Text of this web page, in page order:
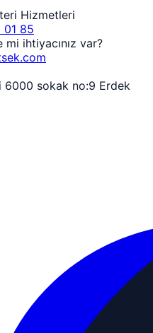
Hizmetleri
85
mi ihtiyacınız var?
6000 sokak no:9 Erdek